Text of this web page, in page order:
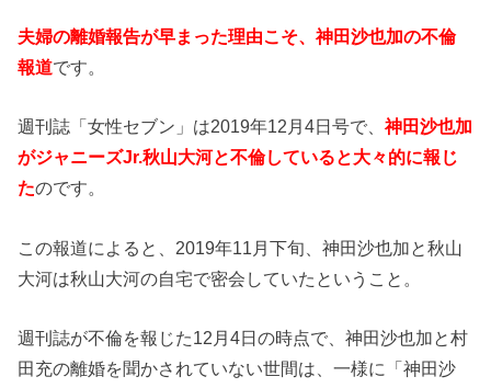
夫婦の離婚報告が早まった理由こそ、神田沙也加の不倫
報道です。
週刊誌「女性セブン」は2019年12月4日号で、神田沙也加
がジャニーズJr.秋山大河と不倫していると大々的に報じ
たのです。
この報道によると、2019年11月下旬、神田沙也加と秋山
大河は秋山大河の自宅で密会していたということ。
週刊誌が不倫を報じた12月4日の時点で、神田沙也加と村
田充の離婚を聞かされていない世間は、一様に「神田沙